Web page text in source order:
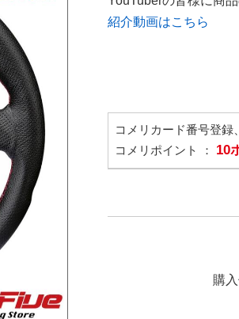
紹介動画はこちら
コメリカード番号登
コメリポイント ： 10
購